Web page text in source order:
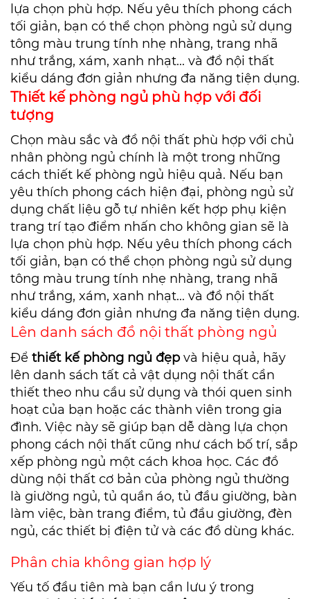
lựa chọn phù hợp. Nếu yêu thích phong cách
tối giản, bạn có thể chọn phòng ngủ sử dụng
tông màu trung tính nhẹ nhàng, trang nhã
như trắng, xám, xanh nhạt... và đồ nội thất
kiểu dáng đơn giản nhưng đa năng tiện dụng.
Thiết kế phòng ngủ phù hợp với đối
tượng
Chọn màu sắc và đồ nội thất phù hợp với chủ
nhân phòng ngủ chính là một trong những
cách thiết kế phòng ngủ hiệu quả. Nếu bạn
yêu thích phong cách hiện đại, phòng ngủ sử
dụng chất liệu gỗ tự nhiên kết hợp phụ kiện
trang trí tạo điểm nhấn cho không gian sẽ là
lựa chọn phù hợp. Nếu yêu thích phong cách
tối giản, bạn có thể chọn phòng ngủ sử dụng
tông màu trung tính nhẹ nhàng, trang nhã
như trắng, xám, xanh nhạt... và đồ nội thất
kiểu dáng đơn giản nhưng đa năng tiện dụng.
Lên danh sách đồ nội thất phòng ngủ
Để thiết kế phòng ngủ đẹpvà hiệu quả, hãy
lên danh sách tất cả vật dụng nội thất cần
thiết theo nhu cầu sử dụng và thói quen sinh
hoạt của bạn hoặc các thành viên trong gia
đình. Việc này sẽ giúp bạn dễ dàng lựa chọn
phong cách nội thất cũng như cách bố trí, sắp
xếp phòng ngủ một cách khoa học. Các đồ
dùng nội thất cơ bản của phòng ngủ thường
là giường ngủ, tủ quần áo, tủ đầu giường, bàn
làm việc, bàn trang điểm, tủ đầu giường, đèn
ngủ, các thiết bị điện tử và các đồ dùng khác.
Phân chia không gian hợp lý
Yếu tố đầu tiên mà bạn cần lưu ý trong